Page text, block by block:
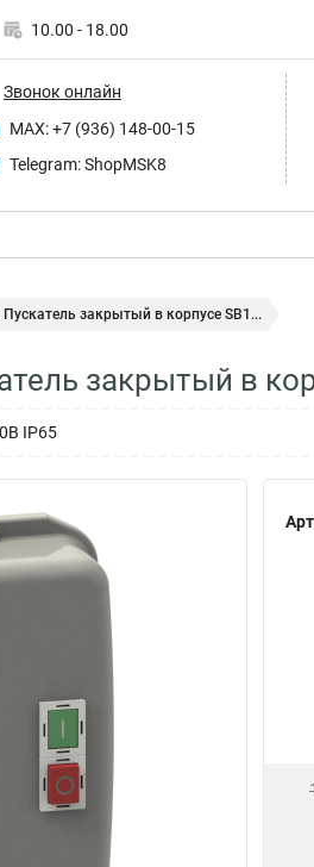
10.00 - 18.00
Звонок онлайн
MAX: +7 (936) 148-00-15
Telegram: ShopMSK8
Пускатель закрытый в корпусе SB1...
закрытый в
IР65